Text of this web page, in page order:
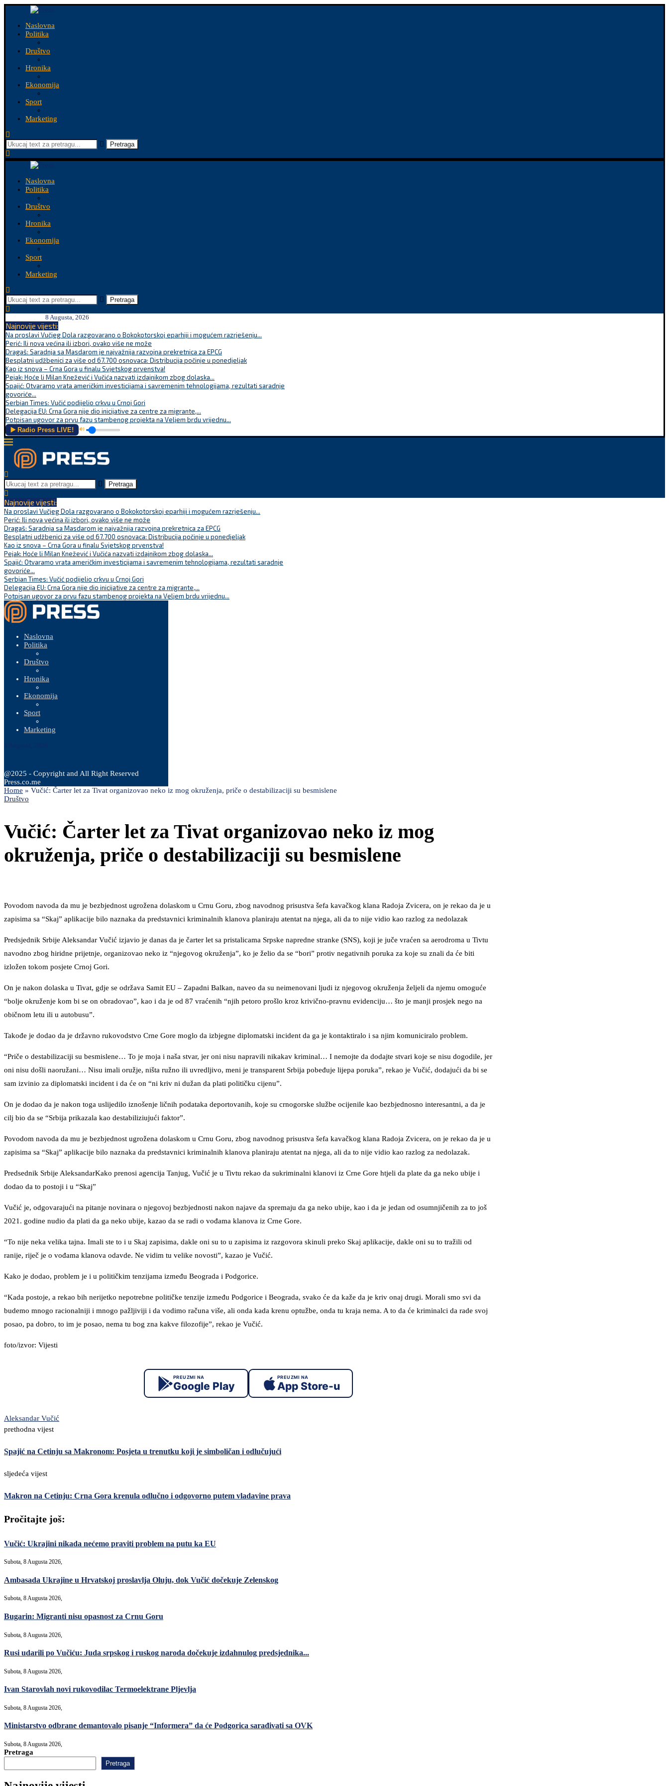
Naslovna
Politika
Društvo
Hronika
Ekonomija
Sport
Marketing
Pretraga
Naslovna
Politika
Društvo
Hronika
Ekonomija
Sport
Marketing
Pretraga
8 Augusta, 2026
Najnovije vijesti:
Na proslavi Vučjeg Dola razgovarano o Bokokotorskoj eparhiji i mogućem razrješenju...
Perić: Ili nova većina ili izbori, ovako više ne može
Dragaš: Saradnja sa Masdarom je najvažnija razvojna prekretnica za EPCG
Besplatni udžbenici za više od 67.700 osnovaca: Distribucija počinje u ponedjeljak
Kao iz snova – Crna Gora u finalu Svjetskog prvenstva!
Pejak: Hoće li Milan Knežević i Vučića nazvati izdajnikom zbog dolaska...
Spajić: Otvaramo vrata američkim investicijama i savremenim tehnologijama, rezultati saradnje
govoriće...
Serbian Times: Vučić podijelio crkvu u Crnoj Gori
Delegacija EU: Crna Gora nije dio inicijative za centre za migrante,...
Potpisan ugovor za prvu fazu stambenog projekta na Veljem brdu vrijednu...
▶️ Radio Press LIVE! 🔊
Pretraga
Najnovije vijesti:
Na proslavi Vučjeg Dola razgovarano o Bokokotorskoj eparhiji i mogućem razrješenju...
Perić: Ili nova većina ili izbori, ovako više ne može
Dragaš: Saradnja sa Masdarom je najvažnija razvojna prekretnica za EPCG
Besplatni udžbenici za više od 67.700 osnovaca: Distribucija počinje u ponedjeljak
Kao iz snova – Crna Gora u finalu Svjetskog prvenstva!
Pejak: Hoće li Milan Knežević i Vučića nazvati izdajnikom zbog dolaska...
Spajić: Otvaramo vrata američkim investicijama i savremenim tehnologijama, rezultati saradnje
govoriće...
Serbian Times: Vučić podijelio crkvu u Crnoj Gori
Delegacija EU: Crna Gora nije dio inicijative za centre za migrante,...
Potpisan ugovor za prvu fazu stambenog projekta na Veljem brdu vrijednu...
Naslovna
Politika
Društvo
Hronika
Ekonomija
Sport
Marketing
@2025 - Copyright and All Right Reserved
Press.co.me
Home » Vučić: Čarter let za Tivat organizovao neko iz mog okruženja, priče o destabilizaciji su besmislene
Društvo
Vučić: Čarter let za Tivat organizovao neko iz mog
okruženja, priče o destabilizaciji su besmislene
Povodom navoda da mu je bezbjednost ugrožena dolaskom u Crnu Goru, zbog navodnog prisustva šefa kavačkog klana Radoja Zvicera, on je rekao da je u
zapisima sa “Skaj” aplikacije bilo naznaka da predstavnici kriminalnih klanova planiraju atentat na njega, ali da to nije vidio kao razlog za nedolazak
Predsjednik Srbije Aleksandar Vučić izjavio je danas da je čarter let sa pristalicama Srpske napredne stranke (SNS), koji je juče vraćen sa aerodroma u Tivtu
navodno zbog hiridne prijetnje, organizovao neko iz “njegovog okruženja”, ko je želio da se “bori” protiv negativnih poruka za koje su znali da će biti
izložen tokom posjete Crnoj Gori.
On je nakon dolaska u Tivat, gdje se održava Samit EU – Zapadni Balkan, naveo da su neimenovani ljudi iz njegovog okruženja željeli da njemu omoguće
“bolje okruženje kom bi se on obradovao”, kao i da je od 87 vraćenih “njih petoro prošlo kroz krivično-pravnu evidenciju… što je manji prosjek nego na
običnom letu ili u autobusu”.
Takođe je dodao da je državno rukovodstvo Crne Gore moglo da izbjegne diplomatski incident da ga je kontaktiralo i sa njim komuniciralo problem.
“Priče o destabilizaciji su besmislene… To je moja i naša stvar, jer oni nisu napravili nikakav kriminal… I nemojte da dodajte stvari koje se nisu dogodile, jer
oni nisu došli naoružani… Nisu imali oružje, ništa ružno ili uvredljivo, meni je transparent Srbija pobeđuje lijepa poruka”, rekao je Vučić, dodajući da bi se
sam izvinio za diplomatski incident i da će on “ni kriv ni dužan da plati političku cijenu”.
On je dodao da je nakon toga uslijedilo iznošenje ličnih podataka deportovanih, koje su crnogorske službe ocijenile kao bezbjednosno interesantni, a da je
cilj bio da se “Srbija prikazala kao destabiliziujući faktor”.
Povodom navoda da mu je bezbjednost ugrožena dolaskom u Crnu Goru, zbog navodnog prisustva šefa kavačkog klana Radoja Zvicera, on je rekao da je u
zapisima sa “Skaj” aplikacije bilo naznaka da predstavnici kriminalnih klanova planiraju atentat na njega, ali da to nije vidio kao razlog za nedolazak.
Predsednik Srbije AleksandarKako prenosi agencija Tanjug, Vučić je u Tivtu rekao da sukriminalni klanovi iz Crne Gore htjeli da plate da ga neko ubije i
dodao da to postoji i u “Skaj”
Vučić je, odgovarajući na pitanje novinara o njegovoj bezbjednosti nakon najave da spremaju da ga neko ubije, kao i da je jedan od osumnjičenih za to još
2021. godine nudio da plati da ga neko ubije, kazao da se radi o vođama klanova iz Crne Gore.
“To nije neka velika tajna. Imali ste to i u Skaj zapisima, dakle oni su to u zapisima iz razgovora skinuli preko Skaj aplikacije, dakle oni su to tražili od
ranije, riječ je o vođama klanova odavde. Ne vidim tu velike novosti”, kazao je Vučić.
Kako je dodao, problem je i u političkim tenzijama između Beograda i Podgorice.
“Kada postoje, a rekao bih nerijetko nepotrebne političke tenzije između Podgorice i Beograda, svako će da kaže da je kriv onaj drugi. Morali smo svi da
budemo mnogo racionalniji i mnogo pažljiviji i da vodimo računa više, ali onda kada krenu optužbe, onda tu kraja nema. A to da će kriminalci da rade svoj
posao, pa dobro, to im je posao, nema tu bog zna kakve filozofije”, rekao je Vučić.
foto/izvor: Vijesti
PREUZMI NA
Google Play
PREUZMI NA
App Store-u
Aleksandar Vučić
prethodna vijest
Spajić na Cetinju sa Makronom: Posjeta u trenutku koji je simboličan i odlučujući
sljedeća vijest
Makron na Cetinju: Crna Gora krenula odlučno i odgovorno putem vladavine prava
Pročitajte još:
Vučić: Ukrajini nikada nećemo praviti problem na putu ka EU
Subota, 8 Augusta 2026,
Ambasada Ukrajine u Hrvatskoj proslavlja Oluju, dok Vučić dočekuje Zelenskog
Subota, 8 Augusta 2026,
Bugarin: Migranti nisu opasnost za Crnu Goru
Subota, 8 Augusta 2026,
Rusi udarili po Vučiću: Juda srpskog i ruskog naroda dočekuje izdahnulog predsjednika...
Subota, 8 Augusta 2026,
Ivan Starovlah novi rukovodilac Termoelektrane Pljevlja
Subota, 8 Augusta 2026,
Ministarstvo odbrane demantovalo pisanje “Informera” da će Podgorica sarađivati sa OVK
Subota, 8 Augusta 2026,
Pretraga
Pretraga